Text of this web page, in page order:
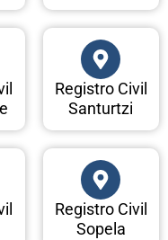
Registro Civil
Santurtzi
Registro Civil
Sopela